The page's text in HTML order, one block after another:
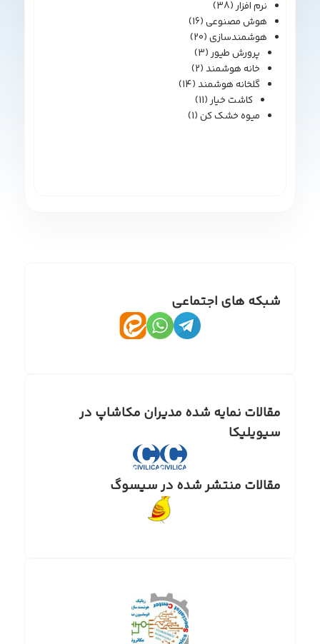
نرم افزار(38)
هوش مصنوعی(16)
هوشمندسازی(20)
پرورش طیور(3)
خانه هوشمند(2)
گلخانه هوشمند(14)
کاشت خیار(11)
میوه خشک کن(1)
شبکه های اجتماعی
مقالات نمایه شده مدیران مکاشاپ در
سیویلیکا
مقالات منتشر شده در سیسوگ